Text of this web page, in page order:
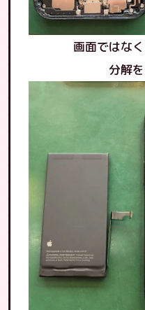
画面ではな
分解